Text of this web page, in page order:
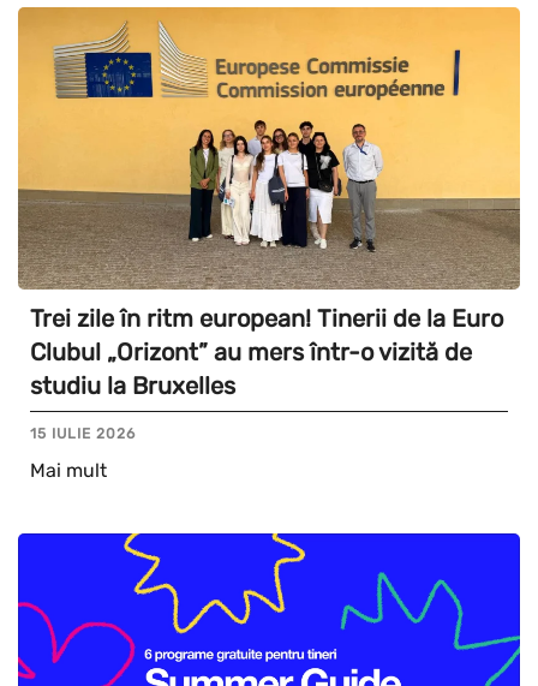
Trei zile în ritm european! Tinerii de la Euro
Clubul „Orizont” au mers într-o vizită de
studiu la Bruxelles
15 IULIE 2026
Mai mult